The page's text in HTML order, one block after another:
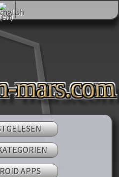
mars.com
APPS